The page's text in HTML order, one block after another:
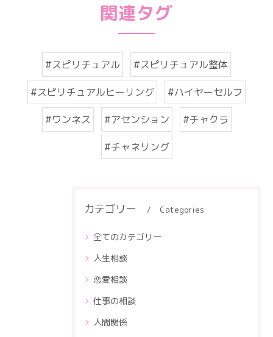
関連タグ
#スピリチュアル #スピリチュアル整体
#スピリチュアルヒーリング #ハイヤーセルフ
#ワンネス #アセンション #チャクラ
#チャネリング
カテゴリー Categories
全てのカテゴリー
人生相談
恋愛相談
仕事の相談
人間関係